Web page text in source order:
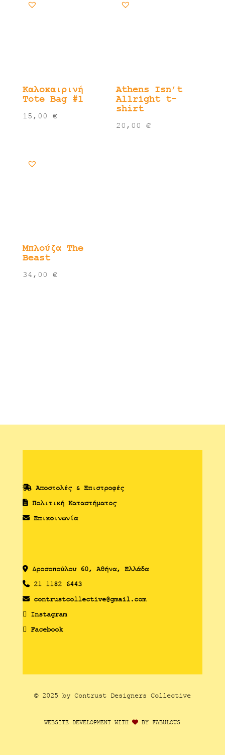
Καλοκαιρινή
Tote Bag #1
15,00 €
Athens Isn’t
Allright t-
shirt
20,00€
Μπλούζα The
Beast
34,00 €
Αποστολές & Επιστροφές
Πολιτική Καταστήματος
Επικοινωνία
Δροσoπούλου 60, Αθήνα, Ελλάδα
21 1182 6443
contrustcollective@gmail.com
Instagram
Facebook
© 2025 by Contrust Designers Collective
WEBSITE DEVELOPMENT WITH BY FABULOUS